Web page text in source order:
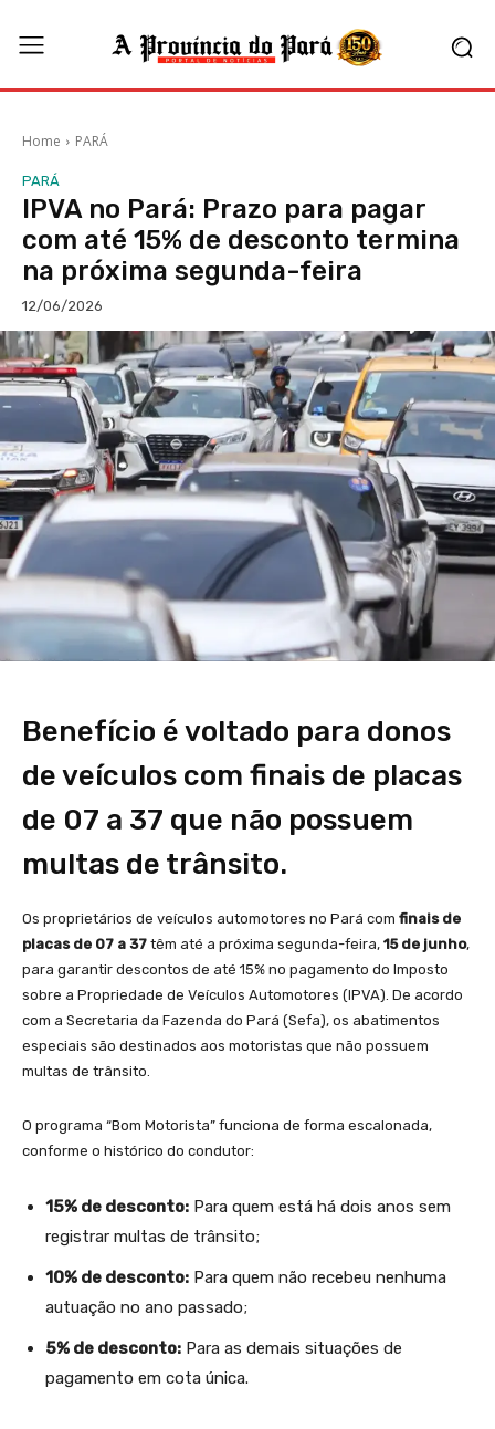
Home PARÁ
PARÁ
IPVA no Pará: Prazo para pagar
com até 15% de desconto termina
na próxima segunda-feira
12/06/2026
Benefício é voltado para donos
de veículos com finais de placas
de 07 a 37 que não possuem
multas de trânsito.
Os proprietários de veículos automotores no Pará com finais de
placas de 07 a 37 têm até a próxima segunda-feira, 15 de junho,
para garantir descontos de até 15% no pagamento do Imposto
sobre a Propriedade de Veículos Automotores (IPVA). De acordo
com a Secretaria da Fazenda do Pará (Sefa), os abatimentos
especiais são destinados aos motoristas que não possuem
multas de trânsito.
O programa “Bom Motorista” funciona de forma escalonada,
conforme o histórico do condutor:
15% de desconto: Para quem está há dois anos sem
registrar multas de trânsito;
10% de desconto: Para quem não recebeu nenhuma
autuação no ano passado;
5% de desconto: Para as demais situações de
pagamento em cota única.